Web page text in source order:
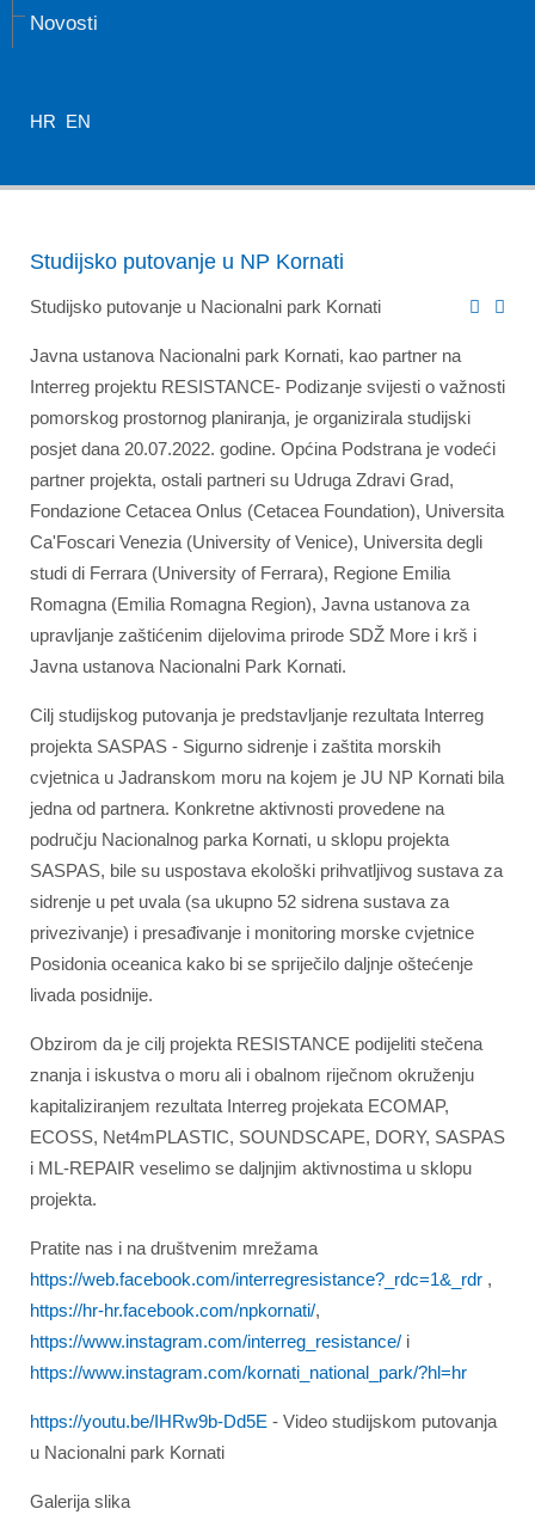
Novosti
HR EN
Studijsko putovanje u NP Kornati
Studijsko putovanje u Nacionalni park Kornati
Javna ustanova Nacionalni park Kornati, kao partner na
Interreg projektu RESISTANCE- Podizanje svijesti o važnosti
pomorskog prostornog planiranja, je organizirala studijski
posjet dana 20.07.2022. godine. Općina Podstrana je vodeći
partner projekta, ostali partneri su Udruga Zdravi Grad,
Fondazione Cetacea Onlus (Cetacea Foundation), Universita
Ca'Foscari Venezia (University of Venice), Universita degli
studi di Ferrara (University of Ferrara), Regione Emilia
Romagna (Emilia Romagna Region), Javna ustanova za
upravljanje zaštićenim dijelovima prirode SDŽ More i krš i
Javna ustanova Nacionalni Park Kornati.
Cilj studijskog putovanja je predstavljanje rezultata Interreg
projekta SASPAS - Sigurno sidrenje i zaštita morskih
cvjetnica u Jadranskom moru na kojem je JU NP Kornati bila
jedna od partnera. Konkretne aktivnosti provedene na
području Nacionalnog parka Kornati, u sklopu projekta
SASPAS, bile su uspostava ekološki prihvatljivog sustava za
sidrenje u pet uvala (sa ukupno 52 sidrena sustava za
privezivanje) i presađivanje i monitoring morske cvjetnice
Posidonia oceanica kako bi se spriječilo daljnje oštećenje
livada posidnije.
Obzirom da je cilj projekta RESISTANCE podijeliti stečena
znanja i iskustva o moru ali i obalnom riječnom okruženju
kapitaliziranjem rezultata Interreg projekata ECOMAP,
ECOSS, Net4mPLASTIC, SOUNDSCAPE, DORY, SASPAS
i ML-REPAIR veselimo se daljnjim aktivnostima u sklopu
projekta.
Pratite nas i na društvenim mrežama
https://web.facebook.com/interregresistance?_rdc=1&_rdr ,
https://hr-hr.facebook.com/npkornati/,
https://www.instagram.com/interreg_resistance/ i
https://www.instagram.com/kornati_national_park/?hl=hr
https://youtu.be/IHRw9b-Dd5E - Video studijskom putovanja
u Nacionalni park Kornati
Galerija slika